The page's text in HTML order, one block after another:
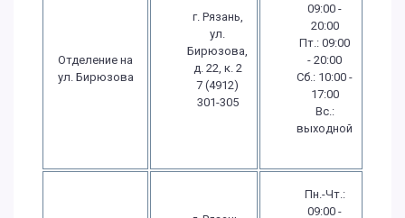
Отделение на
ул. Бирюзова
г. Рязань,
ул.
Бирюзова,
д. 22, к. 2
7 (4912)
301-305
09:00 -
20:00
Пт.: 09:00
- 20:00
Сб.: 10:00 -
17:00
Вс.:
выходной
Пн.-Чт.:
09:00 -